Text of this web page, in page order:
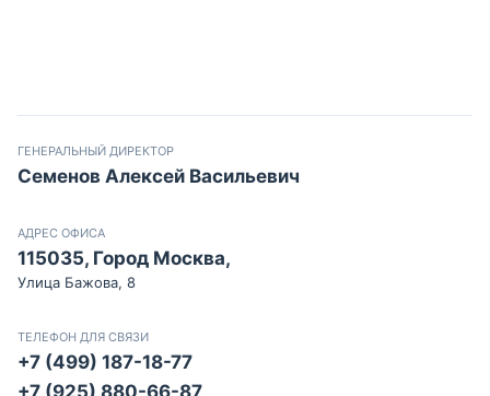
ГЕНЕРАЛЬНЫЙ ДИРЕКТОР
Семенов Алексей Васильевич
АДРЕС ОФИСА
115035, Город Москва,
Улица Бажова, 8
ТЕЛЕФОН ДЛЯ СВЯЗИ
+7 (499) 187-18-77
+7 (925) 880-66-87